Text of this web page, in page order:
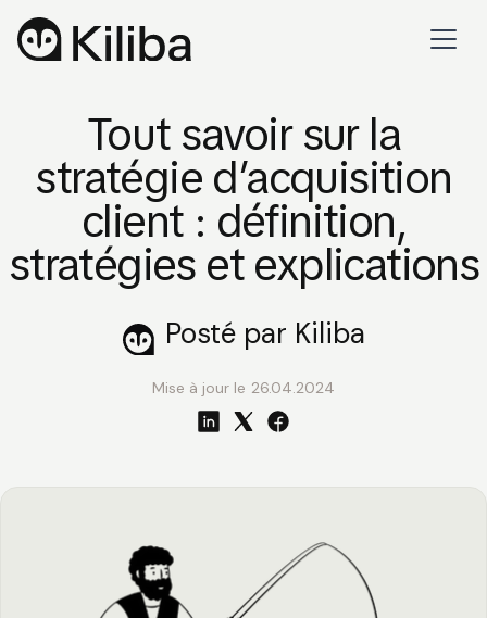
Tout savoir sur la
stratégie d’acquisition
client : définition,
stratégies et explications
Posté par Kiliba
Mise à jour le 26.04.2024